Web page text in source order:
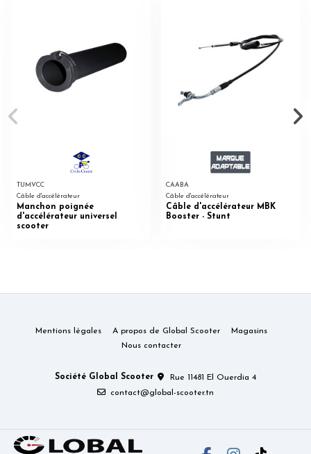
TUMVCC
Câble d'accélérateur
Manchon poignée
d'accélérateur universel
scooter
CAABA
Câble d'accélérateur
Câble d'accélérateur MBK
Booster - Stunt
Mentions légales A propos de Global Scooter
Magasins
Nous contacter
Société Global Scooter
Rue 11481 El Ouerdia 4
contact@global-scooter.tn